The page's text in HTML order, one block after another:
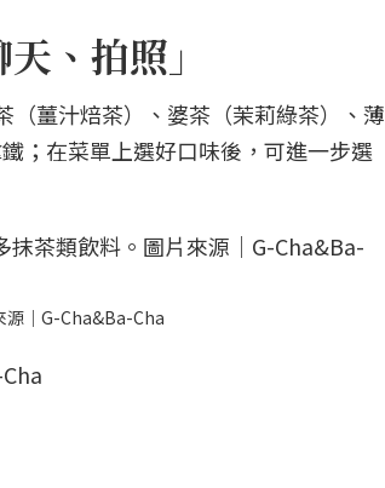
、拍照」
薑汁焙茶）、婆茶（茉莉綠茶）、薄
；在菜單上選好口味後，可進一步選
源｜G-Cha&Ba-Cha